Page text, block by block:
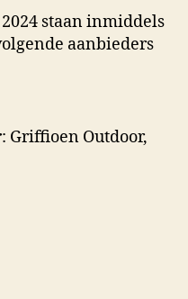
staan inmiddels
aanbieders
: Griffioen Outdoor,